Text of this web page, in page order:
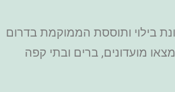
בילוי ותוססת הממוקמת בדרום
מועדונים, ברים ובתי קפה